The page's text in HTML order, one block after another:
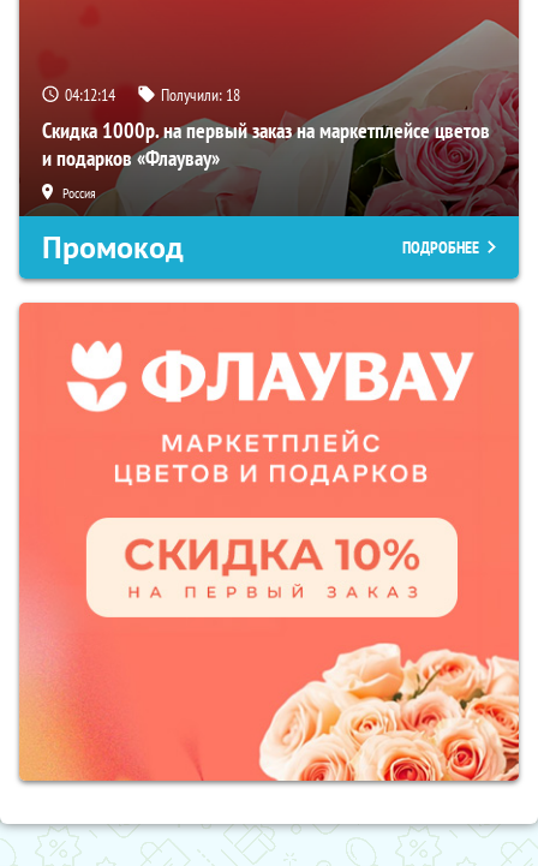
04:12:13 Получили: 18
Скидка 1000р. на первый заказ на маркетплейсе цветов
и подарков «Флаувау»
Россия
Промокод ПОДРОБНЕЕ